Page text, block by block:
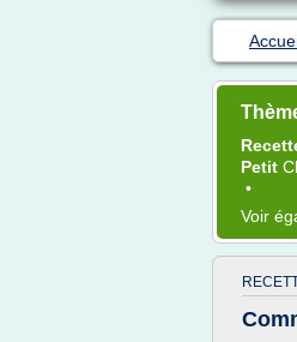
Petit
•
Voir